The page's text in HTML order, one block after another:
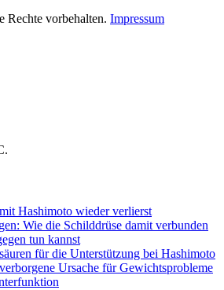
Rechte vorbehalten. Impressum
Hashimoto wieder verlierst
Wie die Schilddrüse damit verbunden
tun kannst
für die Unterstützung bei Hashimoto
Ursache für Gewichtsprobleme